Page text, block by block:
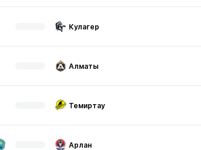
Кулагер
Алматы
Темиртау
Арлан